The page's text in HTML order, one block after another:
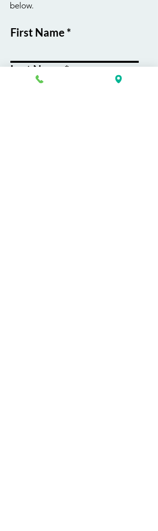
below.
First Name
Last Name